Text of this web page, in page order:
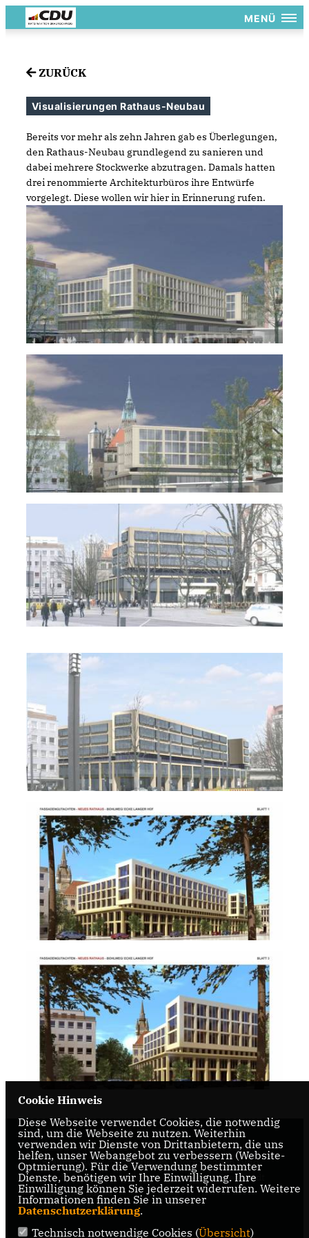
MENÜ
ZURÜCK
Visualisierungen Rathaus-Neubau
Bereits vor mehr als zehn Jahren gab es Überlegungen,
den Rathaus-Neubau grundlegend zu sanieren und
dabei mehrere Stockwerke abzutragen. Damals hatten
drei renommierte Architekturbüros ihre Entwürfe
vorgelegt. Diese wollen wir hier in Erinnerung rufen.
Internetseite der CDU-Fraktion im Rat der Stadt
Braunschweig, mit aktuellen Informationen rund
um die Kommunalpolitik in der zweitgrößten Stadt
Niedersachsens.
Cookie Hinweis
Diese Webseite verwendet Cookies, die notwendig
sind, um die Webseite zu nutzen. Weiterhin
verwenden wir Dienste von Drittanbietern, die uns
helfen, unser Webangebot zu verbessern (Website-
Optmierung). Für die Verwendung bestimmter
Dienste, benötigen wir Ihre Einwilligung. Ihre
Einwilligung können Sie jederzeit widerrufen. Weitere
Informationen finden Sie in unserer
Datenschutzerklärung.
Technisch notwendige Cookies (Übersicht)